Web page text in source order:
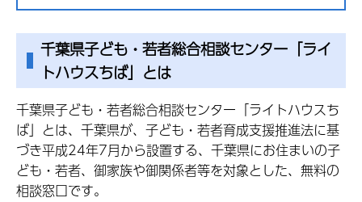
千葉県子ども・若者総合相談センター「ライ
トハウスちば」とは
千葉県子ども・若者総合相談センター「ライトハウスち
ば」とは、千葉県が、子ども・若者育成支援推進法に基
づき平成24年7月から設置する、千葉県にお住まいの子
ども・若者、御家族や御関係者等を対象とした、無料の
相談窓口です。